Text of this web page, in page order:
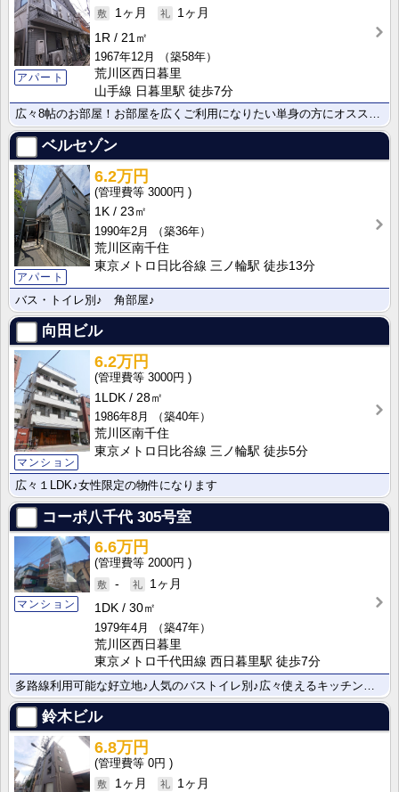
アパート
1ヶ月
1ヶ月
1R
21㎡
1967年12月
（築58年）
荒川区西日暮里
山手線 日暮里駅 徒歩7分
広々8帖のお部屋！お部屋を広くご利用になりたい単身の方にオススメです♪
ベルセゾン
アパート
6.2万円
3000円
1K
23㎡
1990年2月
（築36年）
荒川区南千住
東京メトロ日比谷線 三ノ輪駅 徒歩13分
バス・トイレ別♪ 角部屋♪
向田ビル
マンション
6.2万円
3000円
1LDK
28㎡
1986年8月
（築40年）
荒川区南千住
東京メトロ日比谷線 三ノ輪駅 徒歩5分
広々１LDK♪女性限定の物件になります
コーポ八千代 305号室
マンション
6.6万円
2000円
-
1ヶ月
1DK
30㎡
1979年4月
（築47年）
荒川区西日暮里
東京メトロ千代田線 西日暮里駅 徒歩7分
鈴木ビル
6.8万円
0円
1ヶ月
1ヶ月